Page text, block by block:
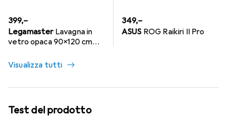
EUR
399,–
Legamaster Lavagna in
vetro opaca 90x120 cm
EUR
349,–
ASUS ROG Raikiri II Pro
Visualizza tutti
Test del prodotto